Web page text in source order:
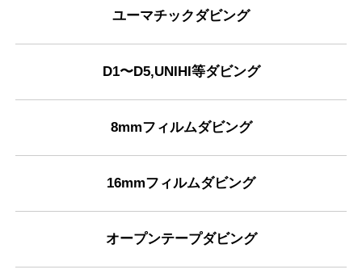
ユーマチックダビング
D1〜D5,UNIHI等ダビング
8mmフィルムダビング
16mmフィルムダビング
オープンテープダビング